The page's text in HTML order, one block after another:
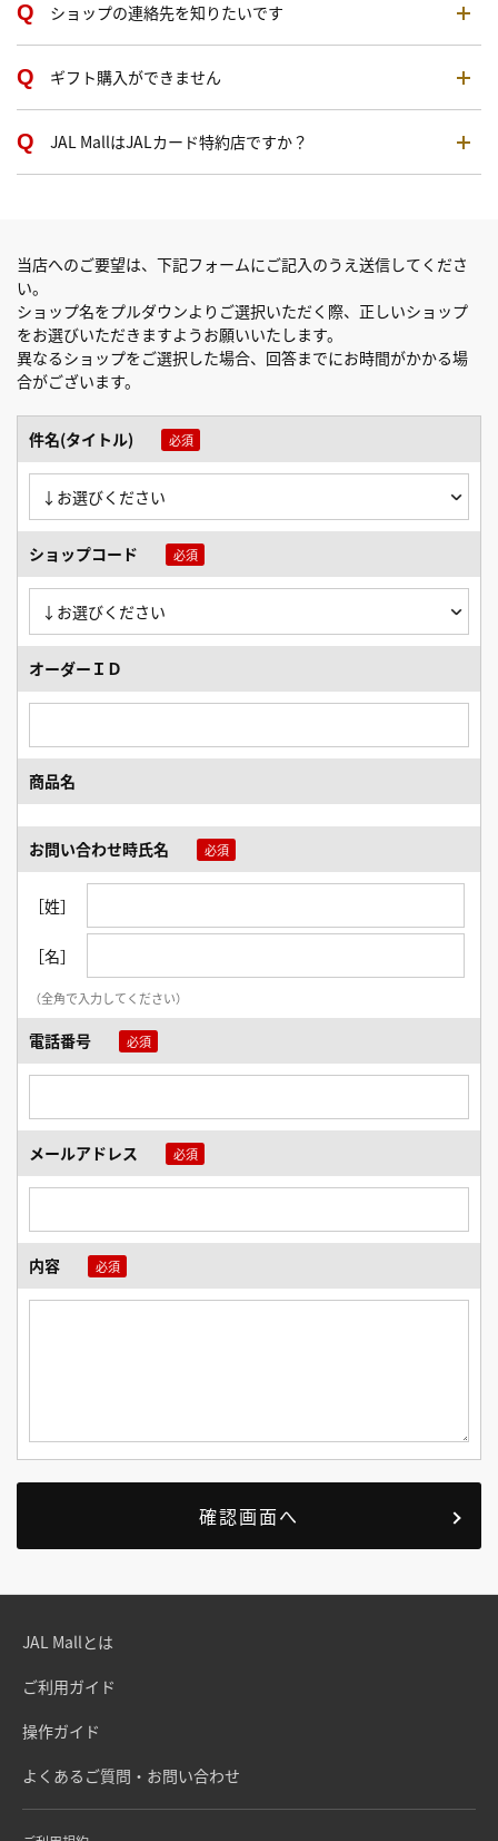
ショップの連絡先を知りたいです
ギフト購入ができません
JAL MallはJALカード特約店ですか？
当店へのご要望は、下記フォームにご記入のうえ送信してくださ
い。
ショップ名をプルダウンよりご選択いただく際、正しいショップ
をお選びいただきますようお願いいたします。
異なるショップをご選択した場合、回答までにお時間がかかる場
合がございます。
件名(タイトル)
ショップコード
オーダーＩＤ
商品名
お問い合わせ時氏名
［姓］
［名］
（全角で入力してください）
電話番号
メールアドレス
内容
JAL Mallとは
ご利用ガイド
操作ガイド
よくあるご質問・お問い合わせ